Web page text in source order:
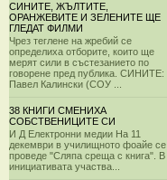
СИНИТЕ, ЖЪЛТИТЕ,
ОРАНЖЕВИТЕ И ЗЕЛЕНИТЕ ЩЕ
ГЛЕДАТ ФИЛМИ
Чрез теглене на жребий се
определиха отборите, които ще
мерят сили в състезанието по
говорене пред публика. СИНИТЕ:
Павел Калински (СОУ ...
38 КНИГИ СМЕНИХА
СОБСТВЕНИЦИТЕ СИ
И Д Електронни медии На 11
декември в училищното фоайе се
проведе "Сляпа среща с книга". В
инициативата участва...